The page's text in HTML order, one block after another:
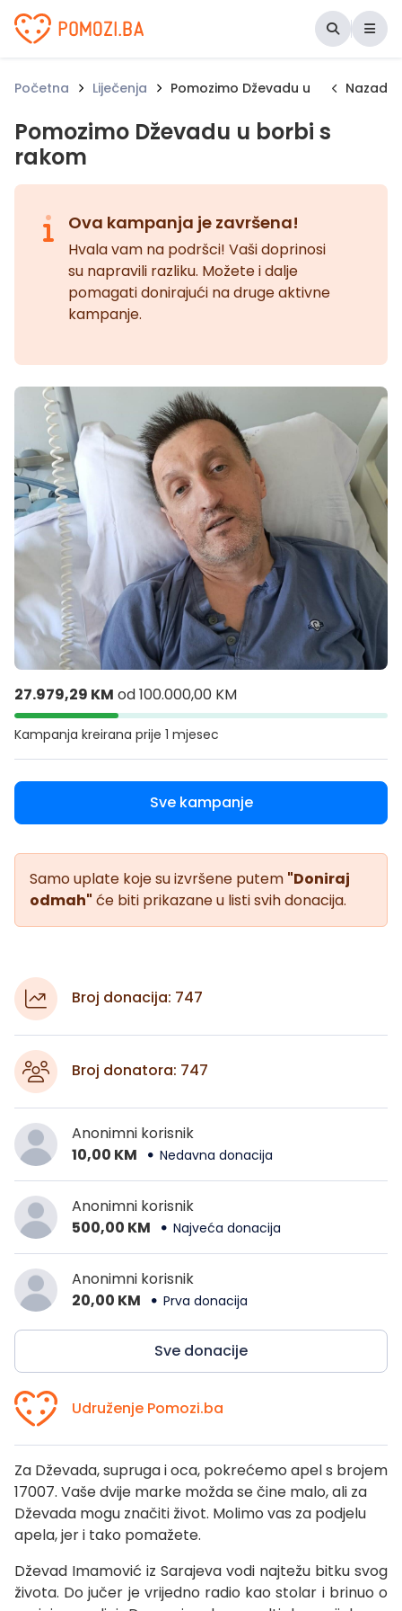
Udruženje Pomozi.ba
Početna Liječenja Pomozimo Dževadu u borbi sNazad
Pomozimo Dževadu u borbi s
rakom
Ova kampanja je završena!
Hvala vam na podršci! Vaši doprinosi
su napravili razliku. Možete i dalje
pomagati donirajući na druge aktivne
kampanje.
27.979,29 KM od100.000,00 KM
Kampanja kreirana prije 1 mjesec
Sve kampanje
Samo uplate koje su izvršene putem "Doniraj
odmah" će biti prikazane u listi svih donacija.
Broj donacija: 747
Broj donatora: 747
Anonimni korisnik
10,00 KM
Nedavna donacija
Anonimni korisnik
500,00 KM
Najveća donacija
Anonimni korisnik
20,00 KM
Prva donacija
Sve donacije
Udruženje Pomozi.ba
Za Dževada, supruga i oca, pokrećemo apel s brojem
17007. Vaše dvije marke možda se čine malo, ali za
Dževada mogu značiti život. Molimo vas za podjelu
apela, jer i tako pomažete.
Dževad Imamović iz Sarajeva vodi najtežu bitku svog
života. Do jučer je vrijedno radio kao stolar i brinuo o